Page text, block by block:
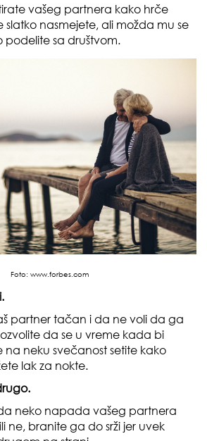
vašeg partnera kako hrče
slatko nasmejete, ali možda mu se
sa društvom.
Foto: www.forbes.com
partner tačan i da ne voli da ga
da se u vreme kada bi
neku svečanost setite kako
lak za nokte.
neko napada vašeg partnera
ne, branite ga do srži jer uvek